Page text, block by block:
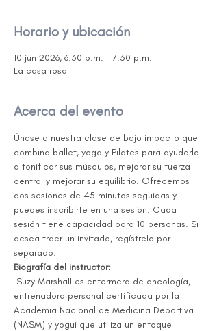
Horario y ubicación
10 jun 2026, 6:30 p.m. – 7:30 p.m.
La casa rosa
Acerca del evento
Únase a nuestra clase de bajo impacto que
combina ballet, yoga y Pilates para ayudarlo
a tonificar sus músculos, mejorar su fuerza
central y mejorar su equilibrio. Ofrecemos
dos sesiones de 45 minutos seguidas y
puedes inscribirte en una sesión. Cada
sesión tiene capacidad para 10 personas. Si
desea traer un invitado, regístrelo por
separado.
Biografía del instructor:
entrenadora personal certificada por la
Academia Nacional de Medicina Deportiva
(NASM) y yogui que utiliza un enfoque